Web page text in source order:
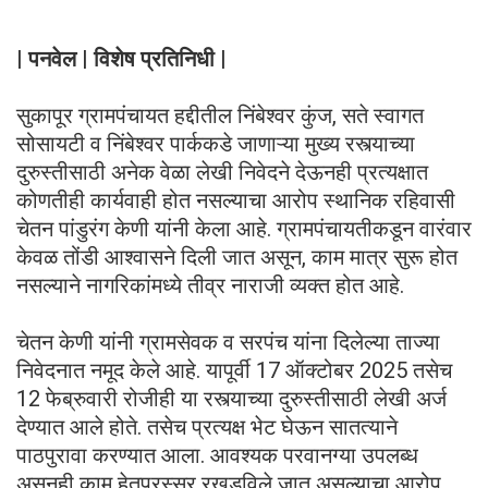
| पनवेल | विशेष प्रतिनिधी |
सुकापूर ग्रामपंचायत हद्दीतील निंबेश्वर कुंज, सते स्वागत
सोसायटी व निंबेश्वर पार्ककडे जाणाऱ्या मुख्य रस्त्याच्या
दुरुस्तीसाठी अनेक वेळा लेखी निवेदने देऊनही प्रत्यक्षात
कोणतीही कार्यवाही होत नसल्याचा आरोप स्थानिक रहिवासी
चेतन पांडुरंग केणी यांनी केला आहे. ग्रामपंचायतीकडून वारंवार
केवळ तोंडी आश्वासने दिली जात असून, काम मात्र सुरू होत
नसल्याने नागरिकांमध्ये तीव्र नाराजी व्यक्त होत आहे.
चेतन केणी यांनी ग्रामसेवक व सरपंच यांना दिलेल्या ताज्या
निवेदनात नमूद केले आहे. यापूर्वी 17 ऑक्टोबर 2025 तसेच
12 फेब्रुवारी रोजीही या रस्त्याच्या दुरुस्तीसाठी लेखी अर्ज
देण्यात आले होते. तसेच प्रत्यक्ष भेट घेऊन सातत्याने
पाठपुरावा करण्यात आला. आवश्यक परवानग्या उपलब्ध